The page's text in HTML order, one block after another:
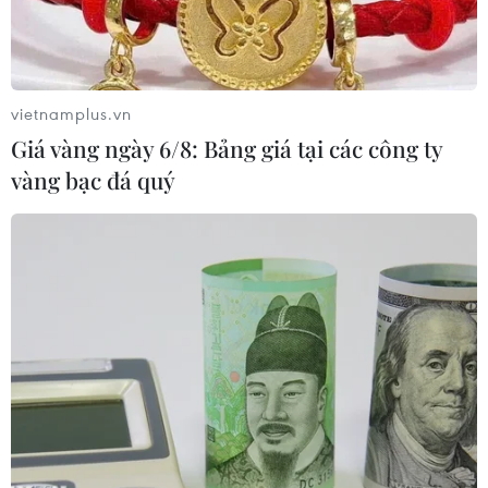
không thảo luận ngừngbắn với chính quyền của
nhà lãnh đạo Libya Gaddafi.
Người phát ngôn Hội đồng Dân tộc chuyển tiếp
(NTC) Abdel-hafed Ghoga cho hay,không một ai
được chỉ định làm đặc phái viên tới Mátxcơva
và "nếu có bất cứ nhânvật đối lập nào thăm Nga
thì đó chỉ là một chuyến đi cá nhân, không đại
diện chophe đối lập của Libya."
Tuyên bố của người phát ngôn NTC đưa ra trong
bối cảnh trước đó cùng ngày, Ngoạitrưởng Nga
Sergei Lavrov đã gặp đặc phái viên của Chính
phủ Libya Mohammad Ahmedal-Sharif để thảo
luận về khả năng ký một thỏa thuận ngừng bắn
theo Nghị quyết1973 của Hội đồng Bảo an Liên
vietnamplus.vn
Giá vàng ngày 6/8: Bảng giá tại các công ty
vàng bạc đá quý